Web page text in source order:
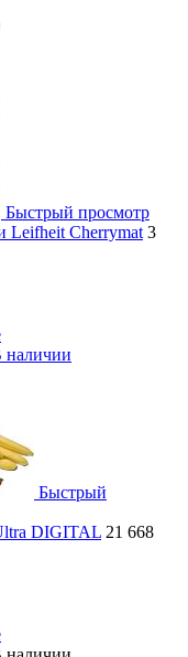
Быстрый просмотр
Leifheit Cherrymat 3
наличии
Быстрый
DIGITAL 21 668